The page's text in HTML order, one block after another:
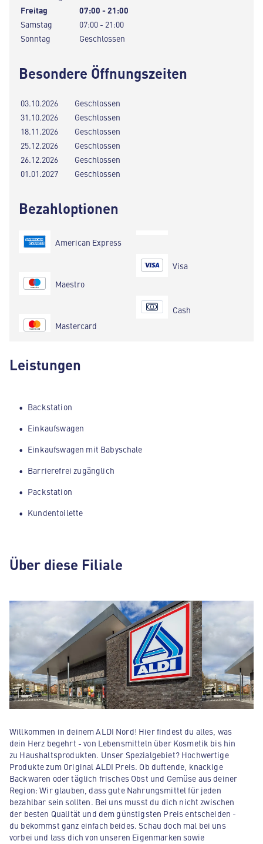
Freitag
07:00 - 21:00
Samstag
07:00 - 21:00
Sonntag
Geschlossen
Besondere Öffnungszeiten
03.10.2026
Geschlossen
31.10.2026
Geschlossen
18.11.2026
Geschlossen
25.12.2026
Geschlossen
26.12.2026
Geschlossen
01.01.2027
Geschlossen
Bezahloptionen
American Express
Maestro
Mastercard
Visa
Cash
Leistungen
Backstation
Einkaufswagen
Einkaufswagen mit Babyschale
Barrierefrei zugänglich
Packstation
Kundentoilette
Über diese Filiale
Willkommen in deinem ALDI Nord! Hier findest du alles, was
dein Herz begehrt - von Lebensmitteln über Kosmetik bis hin
zu Haushaltsprodukten. Unser Spezialgebiet? Hochwertige
Produkte zum Original ALDI Preis. Ob duftende, knackige
Backwaren oder täglich frisches Obst und Gemüse aus deiner
Region: Wir glauben, dass gute Nahrungsmittel für jeden
bezahlbar sein sollten. Bei uns musst du dich nicht zwischen
der besten Qualität und dem günstigsten Preis entscheiden -
du bekommst ganz einfach beides. Schau doch mal bei uns
vorbei und lass dich von unseren Eigenmarken sowie